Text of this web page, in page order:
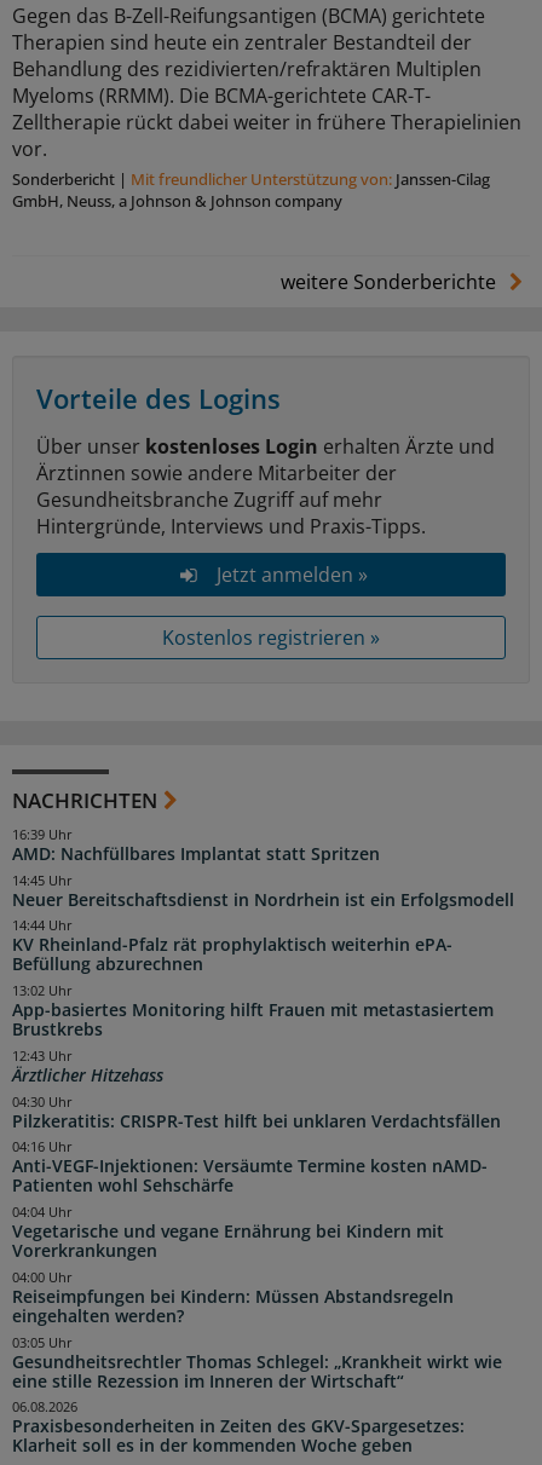
Gegen das B-Zell-Reifungsantigen (BCMA) gerichtete
Therapien sind heute ein zentraler Bestandteil der
Behandlung des rezidivierten/refraktären Multiplen
Myeloms (RRMM). Die BCMA-gerichtete CAR-T-
Zelltherapie rückt dabei weiter in frühere Therapielinien
vor.
Sonderbericht | Mit freundlicher Unterstützung von: Janssen-Cilag
GmbH, Neuss, a Johnson & Johnson company
weitere Sonderberichte
Vorteile des Logins
Über unser kostenloses Login erhalten Ärzte und
Ärztinnen sowie andere Mitarbeiter der
Gesundheitsbranche Zugriff auf mehr
Hintergründe, Interviews und Praxis-Tipps.
Jetzt anmelden »
Kostenlos registrieren »
NACHRICHTEN
AMD: Nachfüllbares Implantat statt Spritzen
16:39 Uhr
Neuer Bereitschaftsdienst in Nordrhein ist ein Erfolgsmodell
14:45 Uhr
KV Rheinland-Pfalz rät prophylaktisch weiterhin ePA-
Befüllung abzurechnen
14:44 Uhr
App-basiertes Monitoring hilft Frauen mit metastasiertem
Brustkrebs
13:02 Uhr
Ärztlicher Hitzehass
12:43 Uhr
Pilzkeratitis: CRISPR-Test hilft bei unklaren Verdachtsfällen
04:30 Uhr
Anti-VEGF-Injektionen: Versäumte Termine kosten nAMD-
Patienten wohl Sehschärfe
04:16 Uhr
Vegetarische und vegane Ernährung bei Kindern mit
Vorerkrankungen
04:04 Uhr
Reiseimpfungen bei Kindern: Müssen Abstandsregeln
eingehalten werden?
04:00 Uhr
Gesundheitsrechtler Thomas Schlegel: „Krankheit wirkt wie
eine stille Rezession im Inneren der Wirtschaft“
03:05 Uhr
Praxisbesonderheiten in Zeiten des GKV-Spargesetzes:
Klarheit soll es in der kommenden Woche geben
06.08.2026